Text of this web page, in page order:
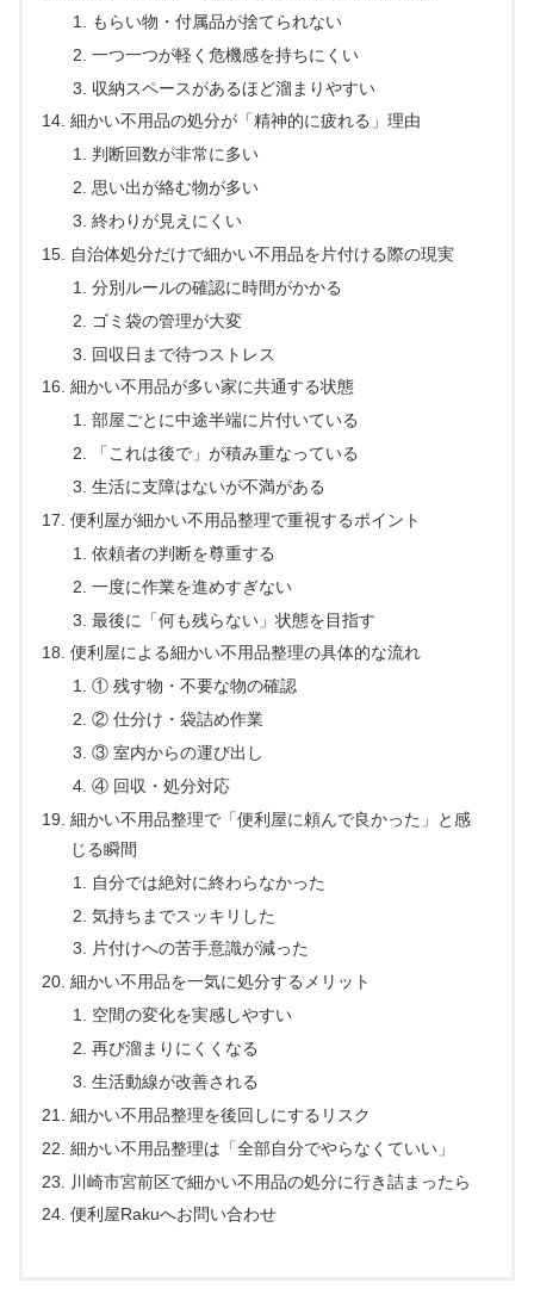
もらい物・付属品が捨てられない
一つ一つが軽く危機感を持ちにくい
収納スペースがあるほど溜まりやすい
細かい不用品の処分が「精神的に疲れる」理由
判断回数が非常に多い
思い出が絡む物が多い
終わりが見えにくい
自治体処分だけで細かい不用品を片付ける際の現実
分別ルールの確認に時間がかかる
ゴミ袋の管理が大変
回収日まで待つストレス
細かい不用品が多い家に共通する状態
部屋ごとに中途半端に片付いている
「これは後で」が積み重なっている
生活に支障はないが不満がある
便利屋が細かい不用品整理で重視するポイント
依頼者の判断を尊重する
一度に作業を進めすぎない
最後に「何も残らない」状態を目指す
便利屋による細かい不用品整理の具体的な流れ
① 残す物・不要な物の確認
② 仕分け・袋詰め作業
③ 室内からの運び出し
④ 回収・処分対応
細かい不用品整理で「便利屋に頼んで良かった」と感
じる瞬間
自分では絶対に終わらなかった
気持ちまでスッキリした
片付けへの苦手意識が減った
細かい不用品を一気に処分するメリット
空間の変化を実感しやすい
再び溜まりにくくなる
生活動線が改善される
細かい不用品整理を後回しにするリスク
細かい不用品整理は「全部自分でやらなくていい」
川崎市宮前区で細かい不用品の処分に行き詰まったら
便利屋Rakuへお問い合わせ